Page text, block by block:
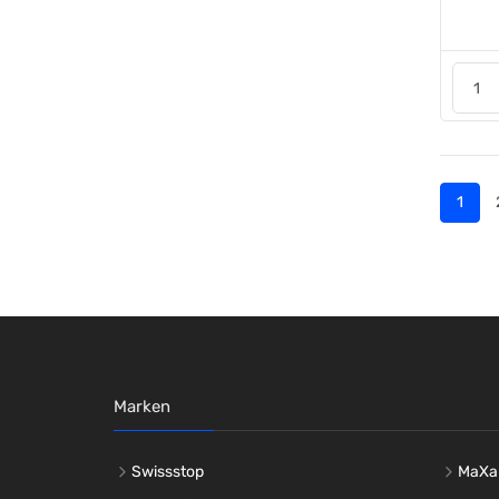
1
Marken
Swissstop